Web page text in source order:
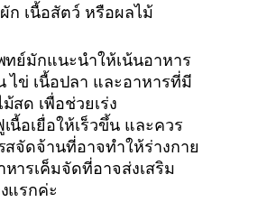
ก เนื้อสัตว์ หรือผลไม้
ทย์มักแนะนำให้เน้นอาหาร
ไข่ เนื้อปลา และอาหารที่มี
สด เพื่อช่วยเร่ง
นื้อเยื่อให้เร็วขึ้น และควร
สจัดจ้านที่อาจทำให้ร่างกาย
ารเค็มจัดที่อาจส่งเสริม
แรกค่ะ